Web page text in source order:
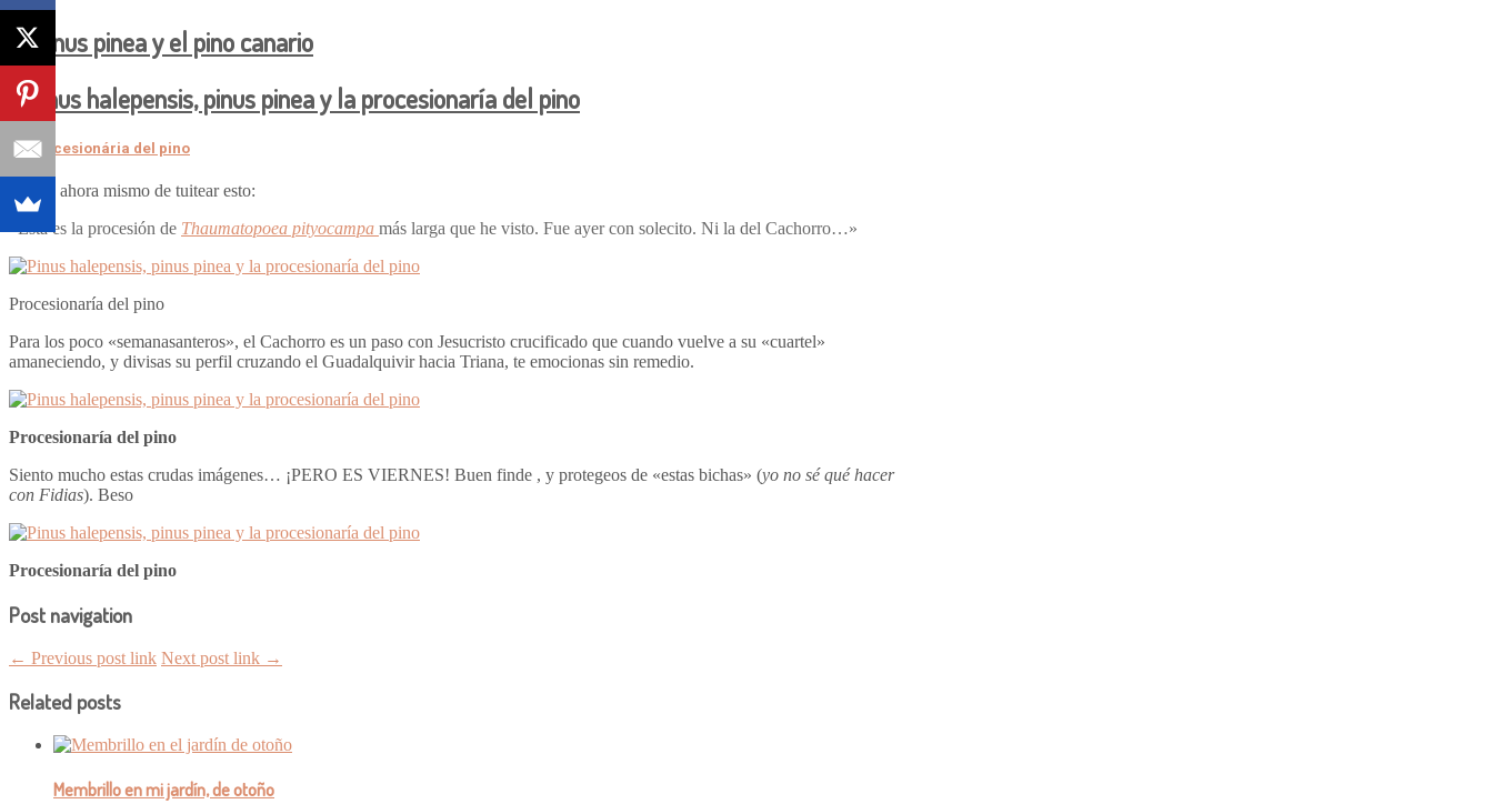
El pinus pinea y el pino canario
La procesionária del pino
Acabo ahora mismo de tuitear esto:
«Esta es la procesión de Thaumatopoea pityocampa más larga que he visto. Fue ayer con solecito. Ni la del Cachorro…»
Procesionaría del pino
Para los poco «semanasanteros», el Cachorro es un paso con Jesucristo crucificado que cuando vuelve a su «cuartel»
amaneciendo, y divisas su perfil cruzando el Guadalquivir hacia Triana, te emocionas sin remedio.
Procesionaría del pino
Siento mucho estas crudas imágenes… ¡PERO ES VIERNES! Buen finde , y protegeos de «estas bichas» (yo no sé qué hacer
con Fidias). Beso
Procesionaría del pino
Post navigation
← Previous post link Next post link →
Related posts
Membrillo en mi jardín, de otoño